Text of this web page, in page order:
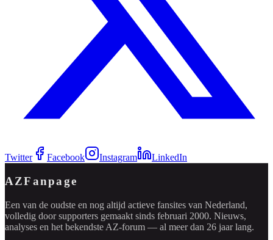
Twitter Facebook Instagram LinkedIn
AZFanpage
Een van de oudste en nog altijd actieve fansites van Nederland,
volledig door supporters gemaakt sinds februari 2000. Nieuws,
analyses en het bekendste AZ-forum — al meer dan 26 jaar lang.